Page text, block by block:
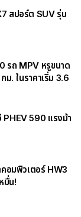
สปอร์ต SUV รุ่น
รถ MPV หรูขนาด
. ในราคาเริ่ม 3.6
PHEV 590 แรงม้า
อมพิวเตอร์ HW3
มื่น!